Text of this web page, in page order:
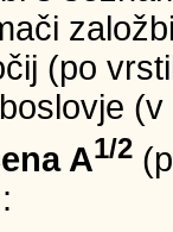
(po
A1/2